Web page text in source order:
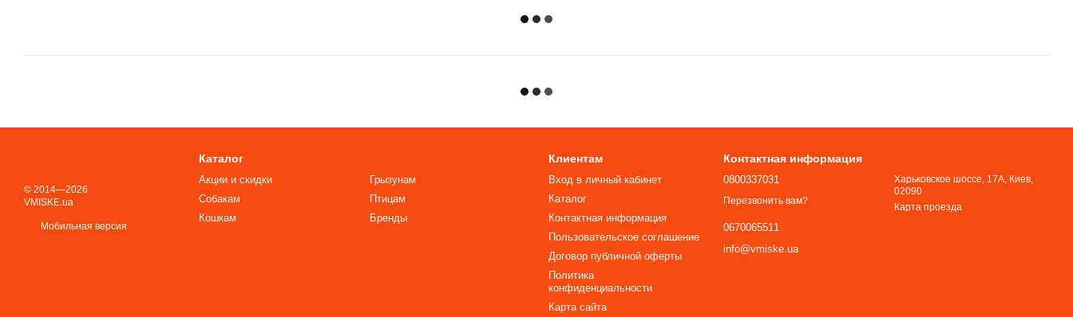
© 2014—2026
VMISKE.ua
Мобильная версия
Каталог
Акции и скидки
Собакам
Кошкам
Грызунам
Птицам
Бренды
Клиентам
Вход в личный кабинет
Каталог
Контактная информация
Пользовательское соглашение
Договор публичной оферты
Политика
конфиденциальности
Карта сайта
Контактная информация
0800337031
Перезвонить вам?
0670065511
info@vmiske.ua
Харьковское шоссе, 17А, Киев,
02090
Карта проезда